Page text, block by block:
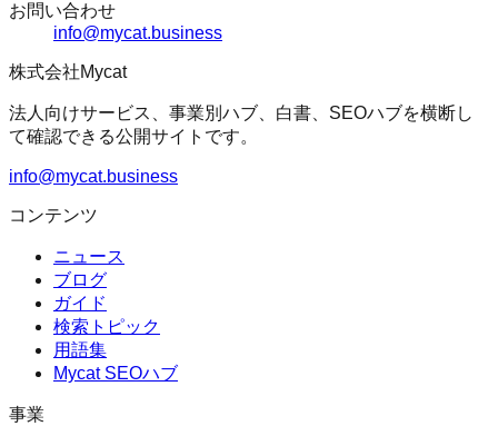
お問い合わせ
info@mycat.business
株式会社Mycat
法人向けサービス、事業別ハブ、白書、SEOハブを横断し
て確認できる公開サイトです。
info@mycat.business
コンテンツ
ニュース
ブログ
ガイド
検索トピック
用語集
Mycat SEOハブ
事業